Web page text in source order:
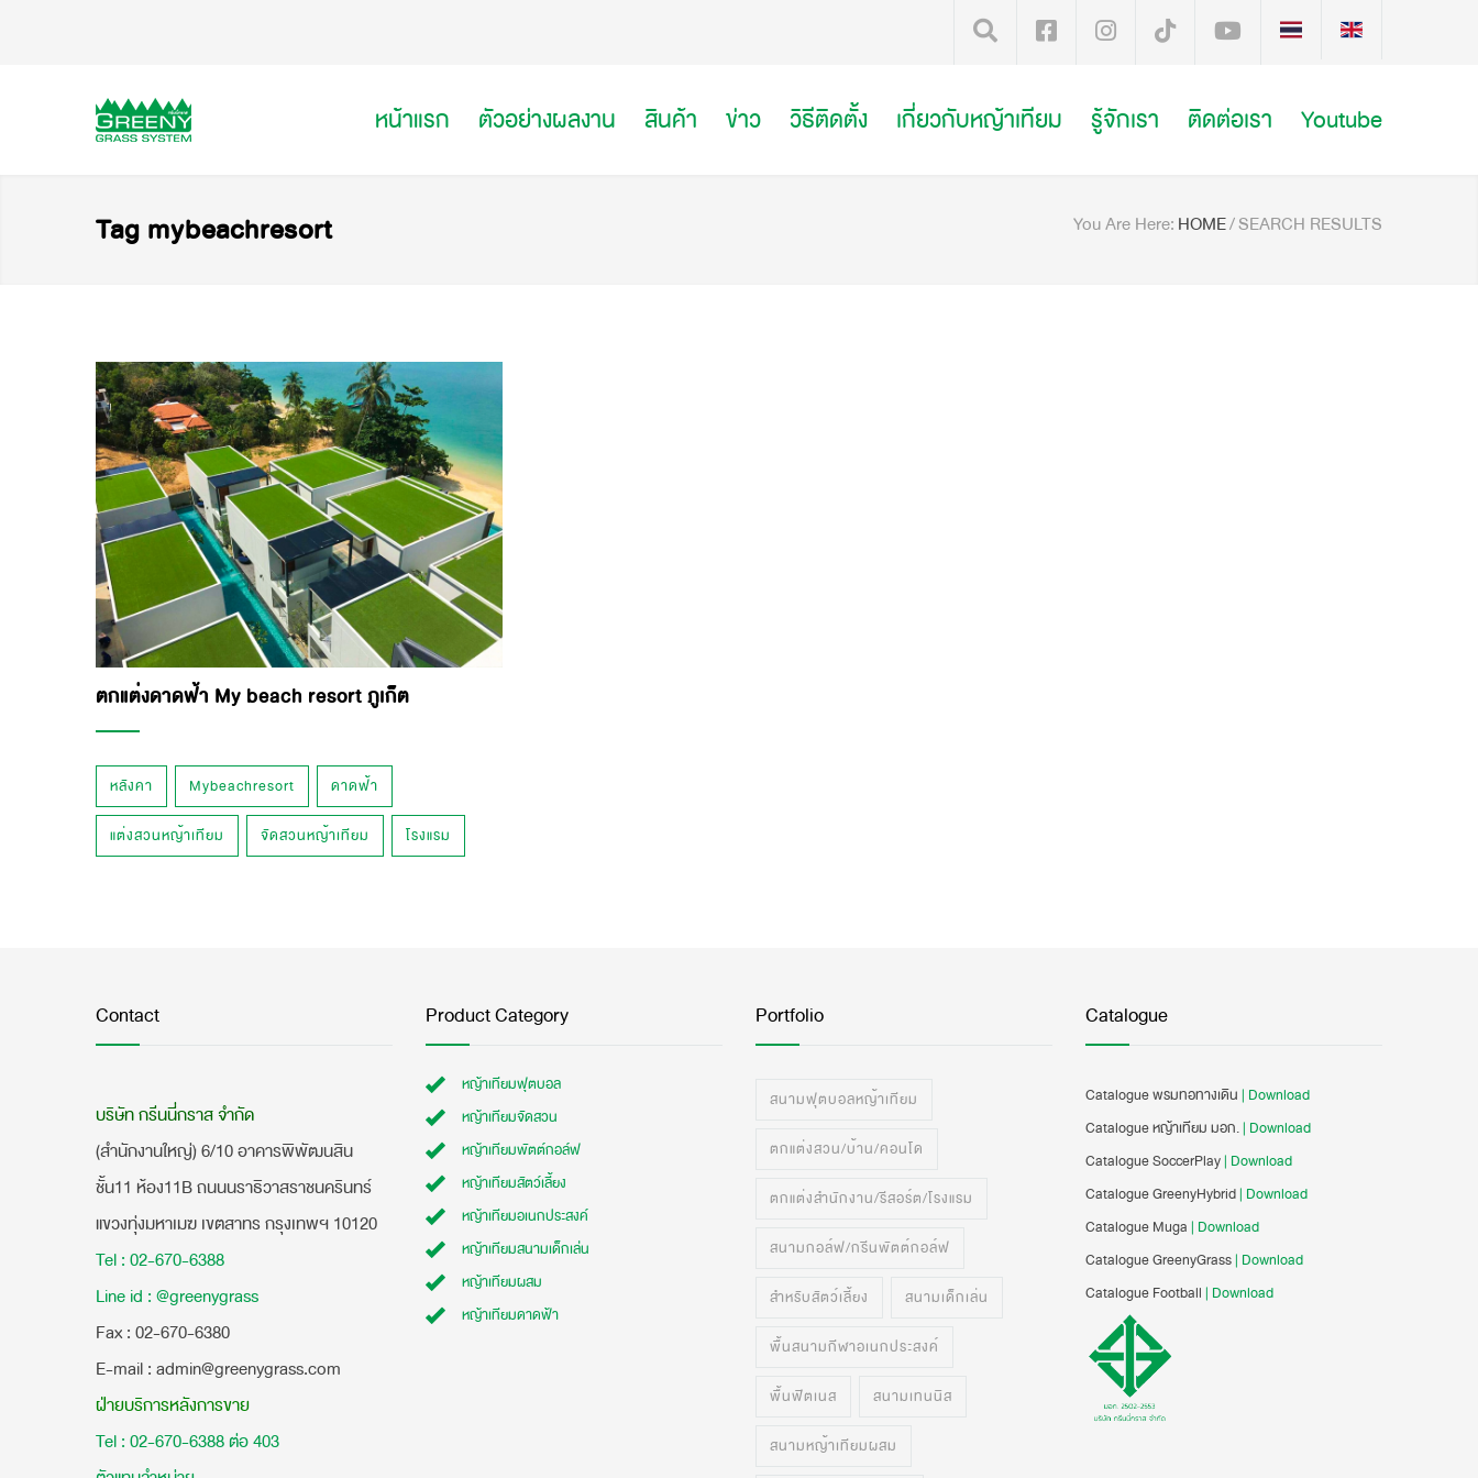
หน้าแรก ตัวอย่างผลงาน สินค้า ข่าว วิธีติดตั้ง เกี่ยวกับหญ้าเทียม รู้จักเรา ติดต่อเรา Youtube
Tag mybeachresort You Are Here: HOME/SEARCH RESULTS
ตกแต่งดาดฟ้า My beach resort ภูเก็ต
หลังคา Mybeachresort ดาดฟ้า
แต่งสวนหญ้าเทียม จัดสวนหญ้าเทียม โรงแรม
Contact
บริษัท กรีนนี่กราส จำกัด
(สำนักงานใหญ่) 6/10 อาคารพิพัฒนสิน
ชั้น11 ห้อง11B ถนนนราธิวาสราชนครินทร์
แขวงทุ่งมหาเมฆ เขตสาทร กรุงเทพฯ 10120
Tel : 02-670-6388
Line id : @greenygrass
​Fax : 02-670-6380
E-mail : admin@greenygrass.com
ฝ่ายบริการหลังการขาย
Tel : 02-670-6388 ต่อ 403
Product Category
หญ้าเทียมฟุตบอล
หญ้าเทียมจัดสวน
หญ้าเทียมพัตต์กอล์ฟ
หญ้าเทียมสัตว์เลี้ยง
หญ้าเทียมอเนกประสงค์
หญ้าเทียมสนามเด็กเล่น
หญ้าเทียมผสม
หญ้าเทียมดาดฟ้า
Portfolio
สนามฟุตบอลหญ้าเทียม
ตกแต่งสวน/บ้าน/คอนโด
ตกแต่งสำนักงาน/รีสอร์ต/โรงแรม
สนามกอล์ฟ/กรีนพัตต์กอล์ฟ
สำหรับสัตว์เลี้ยง สนามเด็กเล่น
พื้นสนามกีฬาอเนกประสงค์
พื้นฟิตเนส สนามเทนนิส
สนามหญ้าเทียมผสม
Catalogue
Catalogue พรมทอทางเดิน | Download
Catalogue หญ้าเทียม มอก.| Download
Catalogue SoccerPlay| Download
Catalogue GreenyHybrid| Download
Catalogue Muga | Download
Catalogue GreenyGrass| Download
Catalogue Football | Download